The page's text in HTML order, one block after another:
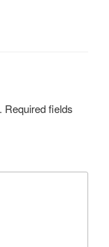
Required fields